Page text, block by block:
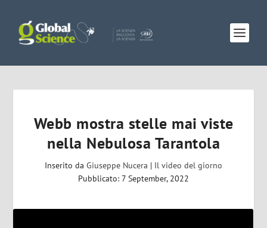
Webb mostra stelle mai viste
nella Nebulosa Tarantola
Inserito da Giuseppe Nucera | Il video del giorno
Pubblicato: 7 September, 2022